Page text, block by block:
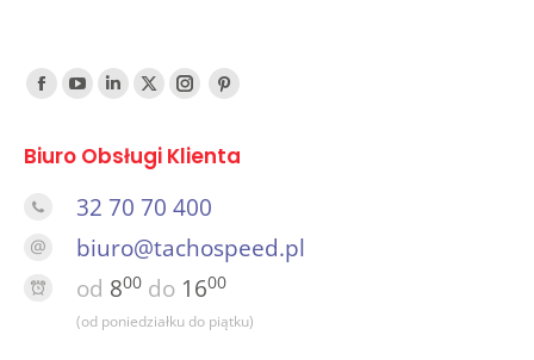
Find us on:
FacebookYouTube
LinkedTwitterInstagramPinterest
Biuro Obsługi Klienta
32 70 70 400
biuro@tachospeed.pl
od 800 do 1600
(od poniedziałku do piątku)